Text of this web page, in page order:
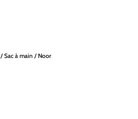
/Sac à main / Noor